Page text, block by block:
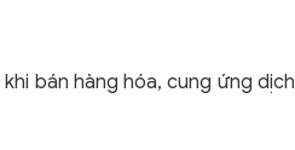
bán hàng hóa, cung ứng dịch